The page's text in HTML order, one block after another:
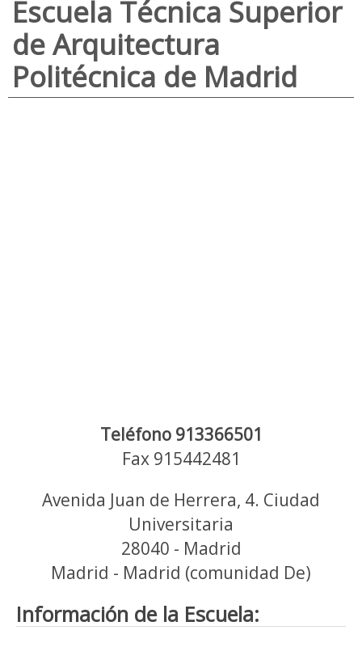
Escuela Técnica Superior
de Arquitectura
Politécnica de Madrid
Teléfono 913366501
Fax 915442481
Avenida Juan de Herrera, 4. Ciudad
Universitaria
28040 - Madrid
Madrid - Madrid (comunidad De)
Información de la Escuela: